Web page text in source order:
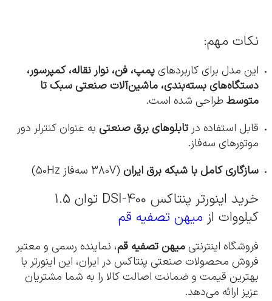
نکات مهم:
این مدل برای کاربردهایپمپ، فن، نوار نقاله، کمپرسور،
دستگاه‌های بسته‌بندی، ماشین‌آلات صنعتی سبک تا
متوسططراحی شده است.
قابل استفاده در تابلوهای برق صنعتی به عنوان کنترلر دور
موتورهای سه‌فاز.
سازگاری کامل با شبکه برق ایران (380V سه‌فاز 50Hz)
خرید اینورتر پنتاکس DSI-400 توان 1.5
کیلووات از میهن تصفیه قم
فروشگاه اینترنتیمیهن تصفیه قم، نماینده رسمی و معتبر
فروش محصولات صنعتی پنتاکس در ایران، این اینورتر با
بهترین قیمت و ضمانت اصالت کالا را به شما مشتریان
عزیز ارائه می‌دهد.